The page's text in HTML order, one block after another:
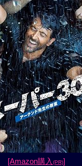
[Amazon購入 (PR)]